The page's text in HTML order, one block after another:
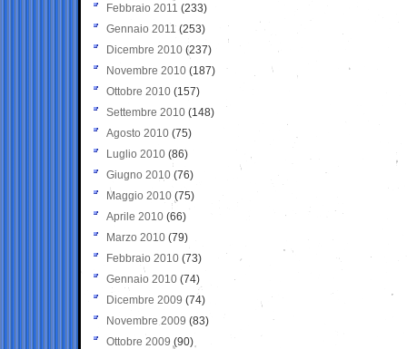
Febbraio 2011 (233)
Gennaio 2011 (253)
Dicembre 2010 (237)
Novembre 2010 (187)
Ottobre 2010 (157)
Settembre 2010 (148)
Agosto 2010 (75)
Luglio 2010 (86)
Giugno 2010 (76)
Maggio 2010 (75)
Aprile 2010 (66)
Marzo 2010 (79)
Febbraio 2010 (73)
Gennaio 2010 (74)
Dicembre 2009 (74)
Novembre 2009 (83)
Ottobre 2009 (90)